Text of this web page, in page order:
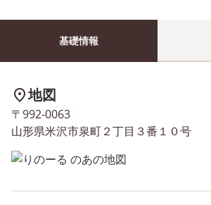
基礎情報
地図
〒992-0063
山形県米沢市泉町２丁目３番１０号